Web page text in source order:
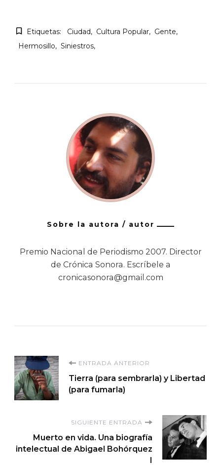
Etiquetas: Ciudad Cultura Popular
Gente
Hermosillo
Siniestros
Sobre la autora / autor
Premio Nacional de Periodismo 2007. Director
de Crónica Sonora. Escríbele a
cronicasonora@gmail.com
Navegación
de
entradas
ENTRADA ANTERIOR
Tierra (para sembrarla) y Libertad
(para fumarla)
SIGUIENTE ENTRADA
Muerto en vida. Una biografía
intelectual de Abigael Bohórquez
I